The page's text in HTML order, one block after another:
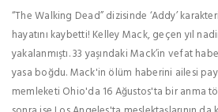
“The Walking Dead” dizisinde ‘Addy’
hayatını kaybetti! Kelley Mack, geçen yıl
yakalanmıştı. 33 yaşındaki Mack’in vefat
yasa boğdu. Mack'in ölüm haberini ailesi
memleketi Ohio'da 16 Ağustos'ta bir anma